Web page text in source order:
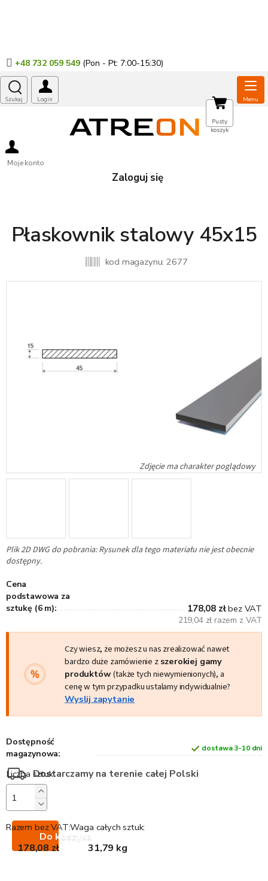
+48 732 059 549
Moje konto
Zaloguj się
KOSZYK
Pusty
koszyk
Płaskownik stalowy 45x15
kod magazynu: 2677
Plik 2D DWG do pobrania: Rysunek dla tego materiału nie jest obecnie
dostępny.
Cena
podstawowa za
sztukę (6 m):
178,08 złbez VAT
219,04 zł razem z VAT
Czy wiesz, że możesz u nas zrealizować nawet
bardzo duże zamówienie z szerokiej gamy
produktów(także tych niewymienionych), a
cenę w tym przypadku ustalamy indywidualnie?
Wyslij zapytanie
Dostępność
magazynowa:
dostawa 3-10 dni
Dostarczamy na terenie całej Polski
Do koszyka
Waga całych sztuk:
31,79 kg
Razem bez VAT:
178,08 zł